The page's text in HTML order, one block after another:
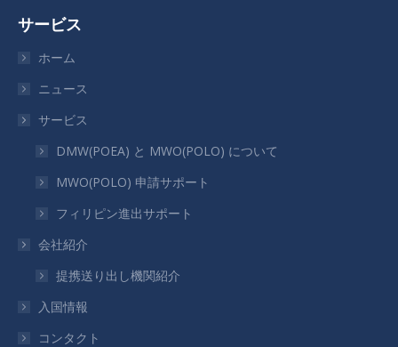
ー
ジ
新
し
い
ィ
ン
で
開
ー
ジ
新
し
い
ィ
ン
ド
で
開
き
新
し
い
ィ
ン
ド
で
開
き
い
ィ
ン
で
サービス
ホーム
ニュース
サービス
DMW(POEA) と MWO(POLO) について
MWO(POLO) 申請サポート
フィリピン進出サポート
会社紹介
提携送り出し機関紹介
入国情報
コンタクト